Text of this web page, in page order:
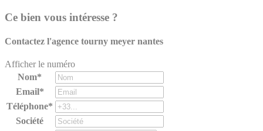
Ce bien vous intéresse ?
Contactez l'agence tourny meyer nantes
Afficher le numéro
Nom*
Email*
Téléphone*
Société